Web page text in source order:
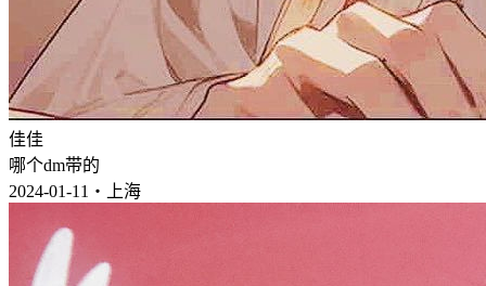
佳佳
哪个dm带的
2024-01-11・上海